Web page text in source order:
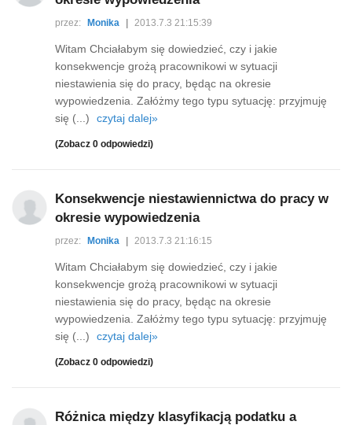
przez: Monika 2013.7.3 21:15:39
Witam Chciałabym się dowiedzieć, czy i jakie
konsekwencje grożą pracownikowi w sytuacji
niestawienia się do pracy, będąc na okresie
wypowiedzenia. Załóżmy tego typu sytuację: przyjmuję
się (...)
czytaj dalej»
(Zobacz 0 odpowiedzi)
Konsekwencje niestawiennictwa do pracy w
okresie wypowiedzenia
przez: Monika 2013.7.3 21:16:15
Witam Chciałabym się dowiedzieć, czy i jakie
konsekwencje grożą pracownikowi w sytuacji
niestawienia się do pracy, będąc na okresie
wypowiedzenia. Załóżmy tego typu sytuację: przyjmuję
się (...)
czytaj dalej»
(Zobacz 0 odpowiedzi)
Różnica między klasyfikacją podatku a